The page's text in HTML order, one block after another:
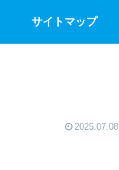
サイトマップ
2025.07.08